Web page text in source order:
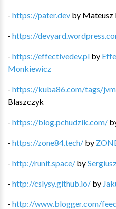
- https://pater.dev by Mateusz
- https://
- https://effectivedev.pl by
Monkiewicz
- https://kuba86.com/tags/
Blaszczyk
- https://blog.pchudzik.com/
- https://zone84.tech/ by
- http://runit.space/ by
- http://cslysy.github.io/ by
- http://www.blogger.com/